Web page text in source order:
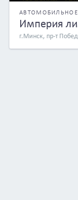
АВТОМОБИЛЬНОЕ
Империя
г.Минск, пр-т